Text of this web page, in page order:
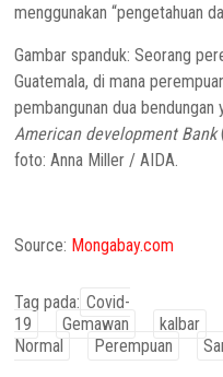
menggunakan “pengetahuan
Gambar spanduk: Seorang
Guatemala, di mana
pembangunan dua
American development Bank
foto: Anna Miller / AIDA.
Source: Mongabay.com
Tag pada: Covid-
19
Gemawan kalbar
Normal
Perempuan